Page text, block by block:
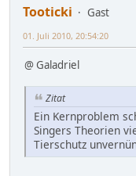
Tooticki
Gast
01. Juli 2010, 20:54:20
@ Galadriel
Zitat
Ein Kernproblem
Singers Theorien
Tierschutz